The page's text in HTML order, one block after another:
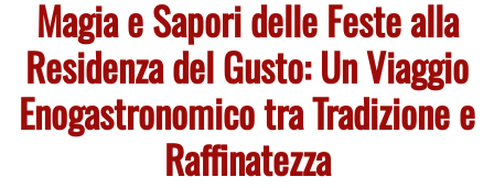
Magia e Sapori delle Feste alla
Residenza del Gusto: Un Viaggio
Enogastronomico tra Tradizione e
Raffinatezza